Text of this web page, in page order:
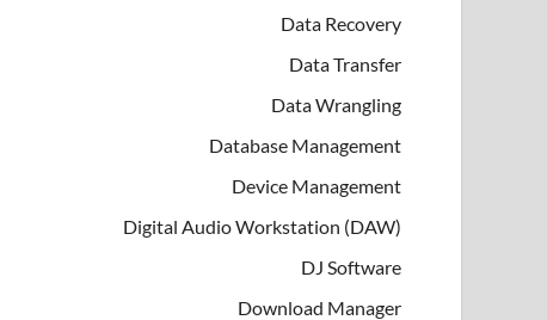
Data Recovery
Data Transfer
Data Wrangling
Database Management
Device Management
Digital Audio Workstation (DAW)
DJ Software
Download Manager